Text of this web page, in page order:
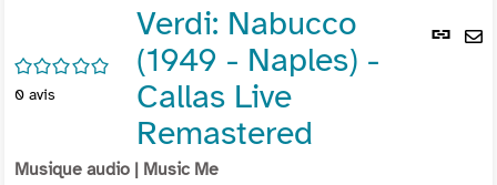
Lien
/5
0 avis
Verdi: Nabucco
(1949 - Naples) -
Callas Live
Remastered
Musique audio | Music Me